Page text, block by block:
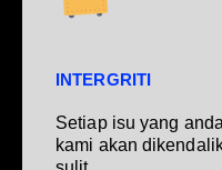
INTERGRITI
Setiap isu yang
kami akan